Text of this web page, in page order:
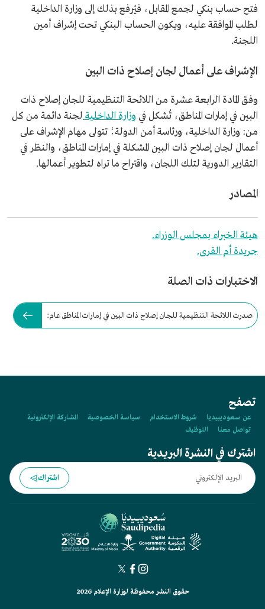
فتح حساب بنكي لجمع المقابل، فيُرفع بذلك إلى وزارة الداخلية
لطلب الموافقة عليه، ويكون الحساب البنكي تحت إشراف أمين
اللجنة.
الإشراف على أعمال لجان إصلاح ذات البين
وفق المادة الرابعة عشرة من اللائحة التنظيمية للجان إصلاح ذات
البين في إمارات المناطق، تُشكل في وزارة الداخلية لجنة دائمة من كل
من: وزارة الداخلية، ورئاسة أمن الدولة؛ تتولى مهام الإشراف على
أعمال لجان إصلاح ذات البين المشكلة في إمارات المناطق، والنظر في
التقارير الدورية لتلك اللجان، واقتراح ما تراه لتطوير أعمالها.
المصادر
هيئة الخبراء بمجلس الوزراء.
جريدة أم القرى.
الاختبارات ذات الصلة
صدرت اللائحة التنظيمية للجان إصلاح ذات البين في إمارات المناطق عام:
تصفح
عن سعوديبيديا شروط الاستخدام سياسة الخصوصية
المشاركة الإلكترونية
تواصل معنا
التوظيف
اشترك في النشرة البريدية
اشتراك
حقوق النشر محفوظة لوزارة الإعلام 2026